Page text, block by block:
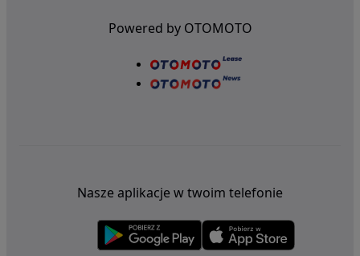
Powered by OTOMOTO
Nasze aplikacje w twoim telefonie